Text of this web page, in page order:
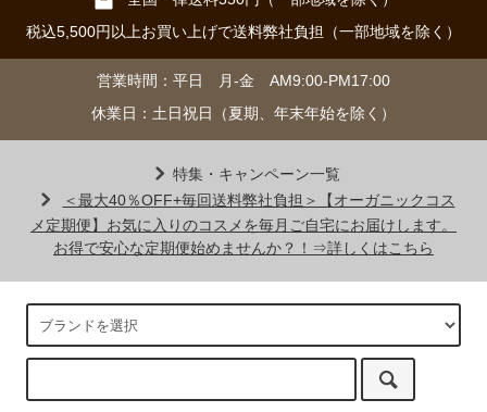
税込5,500円以上お買い上げで送料弊社負担（一部地域を除く）
営業時間：平日 月-金 AM9:00-PM17:00
休業日：土日祝日（夏期、年末年始を除く）
特集・キャンペーン一覧
＜最大40％OFF+毎回送料弊社負担＞【オーガニックコス
メ定期便】お気に入りのコスメを毎月ご自宅にお届けします。
お得で安心な定期便始めませんか？！⇒詳しくはこちら